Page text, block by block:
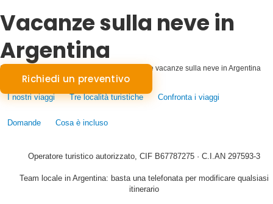
Vacanze sulla neve in
Argentina
Splendore innevato: Avventure esaltanti con le vacanze sulla neve in Argentina
Richiedi un preventivo
I nostri viaggi Tre località turistiche Confronta i viaggi
Domande Cosa è incluso
Operatore turistico autorizzato, CIF B67787275 · C.I.AN 297593-3
Team locale in Argentina: basta una telefonata per modificare qualsiasi
itinerario